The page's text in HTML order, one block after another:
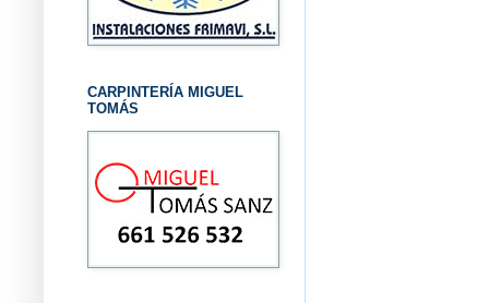
CARPINTERÍA MIGUEL
TOMÁS